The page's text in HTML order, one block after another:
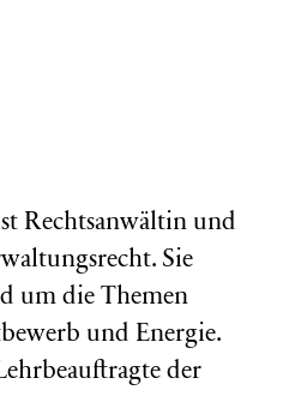
Rechtsanwältin und
Sie
um die Themen
und Energie.
der